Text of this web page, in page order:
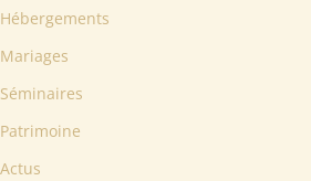
Hébergements
Mariages
Séminaires
Patrimoine
Actus